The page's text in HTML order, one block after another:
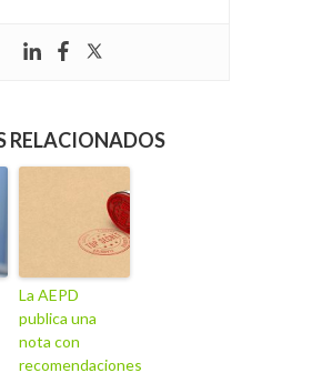
RELACIONADOS
La AEPD
publica una
nota con
recomendaciones